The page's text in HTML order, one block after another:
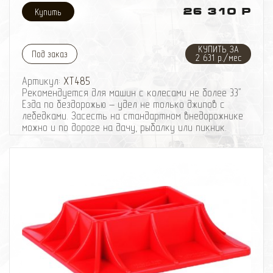
существенно снижается в сравнении с обычными
буксировочными лентами и канатами. Но так как
невозможно, то применение динамической стропы
требует обязательного соблюдения техники
безопасности, отсутствия людей поблизости и
между сцепленными автомобилями, а также
использования тросогасителя.
Плоский профиль стропы позволяет удобно
скручивать её в тугой рулон подобно пожарному
рукаву для компактности перевозки и простоты
разворачивания. Этим она выгодно отличается от
наиболее эффективных помощников любителя
бездорожья. Этот инструмент, не требуя
специальной подготовки автомобиля, повышает его
способности спасать других или выбираться из
грязевой западни при езде в группе.
Наличие лебёдки совершенно не уменьшает
значения динамической стропы. Наоборот, в сложных
26 310 Р
Под заказ
КУПИТЬ ЗА
2 631 р./мес
Артикул: XT485
Рекомендуется для машин с колесами не более 33"
Езда по бездорожью – удел не только джипов с
лебедками. Засесть на стандартном внедорожнике
можно и по дороге на дачу, рыбалку или пикник.
Вместо того чтобы плестись за трактором,
выньте из машины домкрат и разомнитесь. Вашим
форме, если каждую неделю пользоваться реечным
домкратом Hi-Lift. Всего-то делов – найти, где
застрять!
Подняв машину на высоту Hi-Lift, вы без труда
подложите под колеса сэнд-траки, замените колесо
и сделаете мелкий ремонт. Реечный домкрат также
отлично выполняет функции пресса и даже может
помочь в вытягивании кузовных деталей.